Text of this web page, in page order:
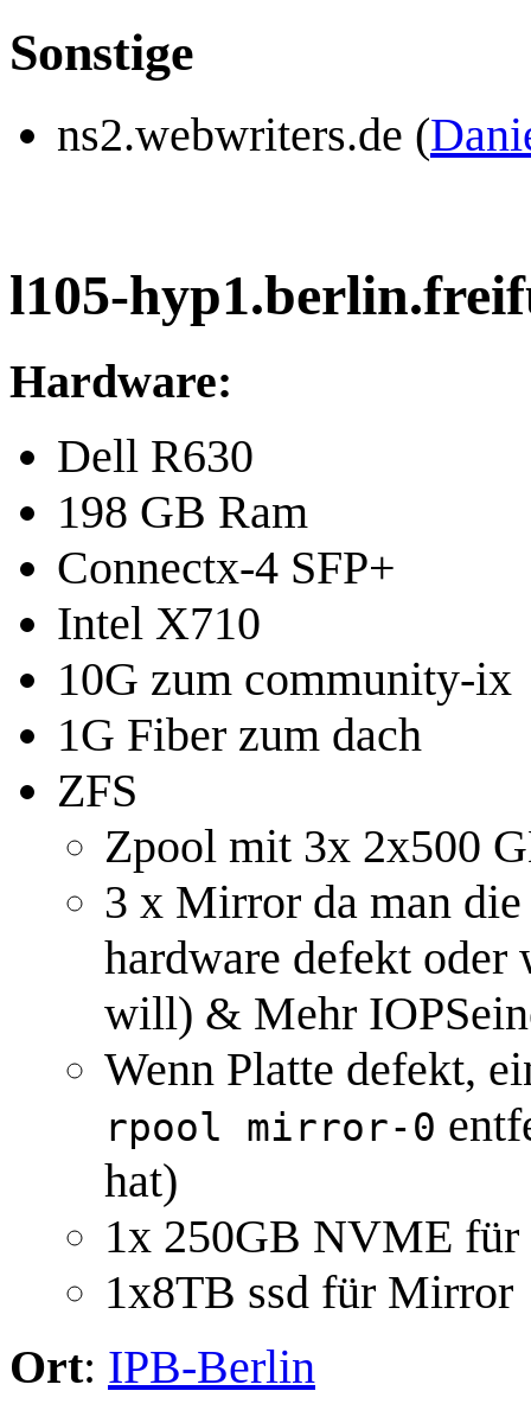
Sonstige
ns2.webwriters.de (
l105-
Hardware:
Dell R630
198 GB Ram
Connectx-4 SFP+
Intel X710
10G zum community-ix
1G Fiber zum dach
ZFS
Zpool mit 3x 2x500
3 x Mirror da man
hardware defekt oder
will) & Mehr
Wenn Platte defekt,
rpool mirror-0
hat)
1x 250GB NVME
1x8TB ssd für Mirror
Ort: IPB-Berlin